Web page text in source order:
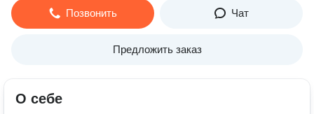
Позвонить Чат
Предложить заказ
О себе